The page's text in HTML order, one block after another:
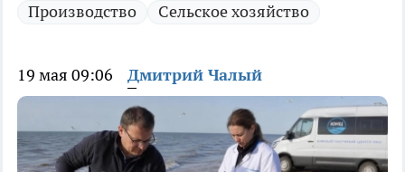
Производство
Сельское хозяйство
19 мая 09:06 Дмитрий Чалый